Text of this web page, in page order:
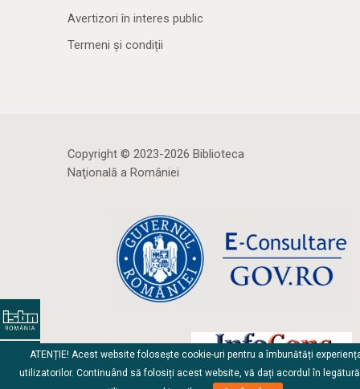
Avertizori în interes public
Termeni și condiții
Copyright © 2023-2026 Biblioteca
Naţională a României
ATENȚIE! Acest website folosește cookie-uri pentru a îmbunătăți
utilizatorilor. Continuând să folosiți acest website, vă dați acordul în